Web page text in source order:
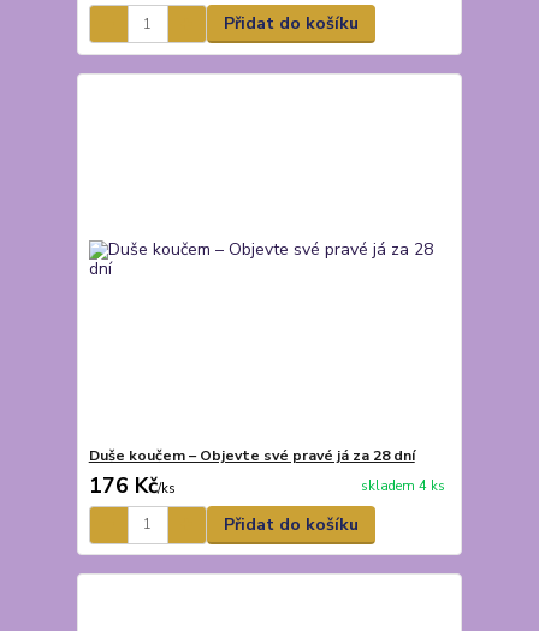
Přidat do košíku
Duše koučem – Objevte své pravé já za 28 dní
176 Kč/ks skladem 4 ks
Přidat do košíku